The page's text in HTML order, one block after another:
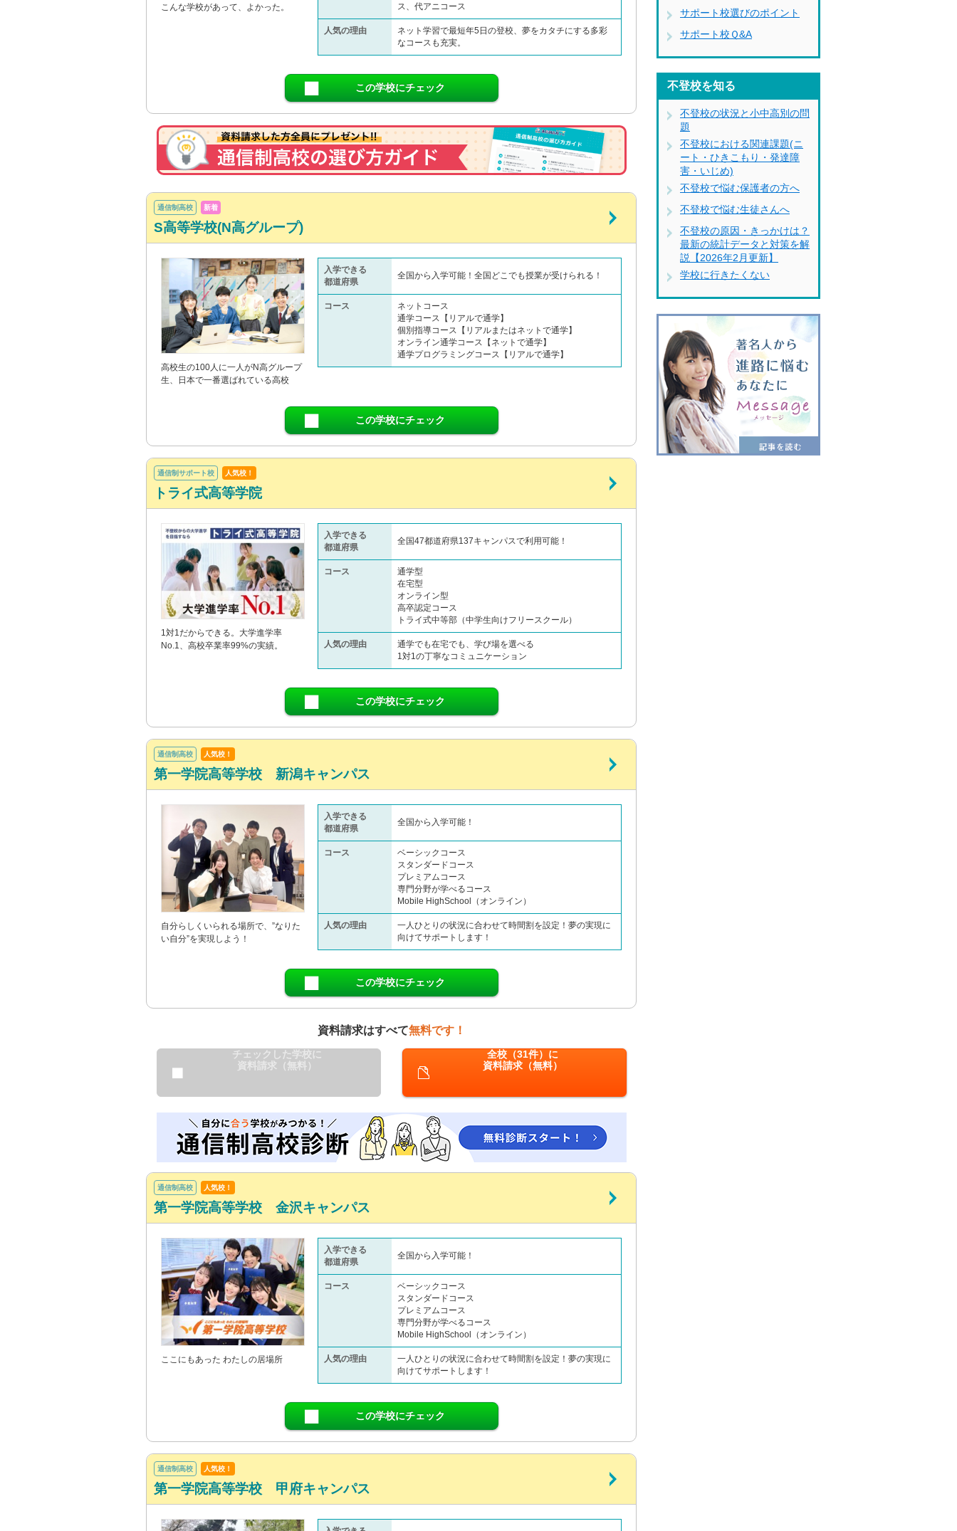
こんな学校があって、よかった。
ス、代アニコース
人気の理由
ネット学習で最短年5日の登校、夢をカタチにする多彩
なコースも充実。
この学校にチェック
通信制高校 新着
S高等学校(N高グループ)
高校生の100人に一人がN高グループ
生、日本で一番選ばれている高校
入学できる
都道府県
全国から入学可能！全国どこでも授業が受けられる！
コース
ネットコース
通学コース【リアルで通学】
個別指導コース【リアルまたはネットで通学】
オンライン通学コース【ネットで通学】
通学プログラミングコース【リアルで通学】
この学校にチェック
通信制サポート校 人気校！
トライ式高等学院
1対1だからできる。大学進学率
No.1、高校卒業率99%の実績。
入学できる
都道府県
全国47都道府県137キャンパスで利用可能！
コース
通学型
在宅型
オンライン型
高卒認定コース
トライ式中等部（中学生向けフリースクール）​
人気の理由
通学でも在宅でも、学び場を選べる
1対1の丁寧なコミュニケーション
この学校にチェック
通信制高校 人気校！
第一学院高等学校 新潟キャンパス
自分らしくいられる場所で、”なりた
い自分”を実現しよう！
入学できる
都道府県
全国から入学可能！
コース
ベーシックコース
スタンダードコース
プレミアムコース
専門分野が学べるコース
Mobile HighSchool（オンライン）
人気の理由
一人ひとりの状況に合わせて時間割を設定！夢の実現に
向けてサポートします！
この学校にチェック
資料請求はすべて無料です！
チェックした学校に
資料請求（無料）
全校（31件）に
資料請求（無料）
通信制高校 人気校！
第一学院高等学校 金沢キャンパス
ここにもあった わたしの居場所
入学できる
都道府県
全国から入学可能！
コース
ベーシックコース
スタンダードコース
プレミアムコース
専門分野が学べるコース
Mobile HighSchool（オンライン）
人気の理由
一人ひとりの状況に合わせて時間割を設定！夢の実現に
向けてサポートします！
この学校にチェック
通信制高校 人気校！
第一学院高等学校 甲府キャンパス
サポート校選びのポイント
サポート校Ｑ&A
不登校を知る
不登校の状況と小中高別の問
題
不登校における関連課題(ニ
ート・ひきこもり・発達障
害・いじめ)
不登校で悩む保護者の方へ
不登校で悩む生徒さんへ
不登校の原因・きっかけは？
最新の統計データと対策を解
説【2026年2月更新】
学校に行きたくない